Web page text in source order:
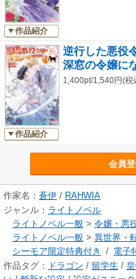
作品紹介
作品紹介
逆行した悪役
深窓の令嬢に
1,400pt/1,540円(税
会員
作家名： 蒼伊 / RAHWIA
ジャンル： ライトノベル
ライトノベル一般 > 令嬢・悪
ライトノベル一般 > 異世界・
シーモア限定特典付き
/ 電子
作品タグ： ドラゴン / 留学生 /